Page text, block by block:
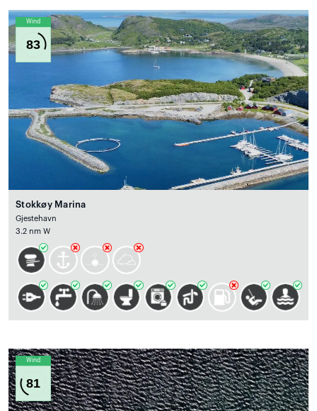
Wind
83
Stokkøy Marina
Gjestehavn
3.2 nm W
Wind
81